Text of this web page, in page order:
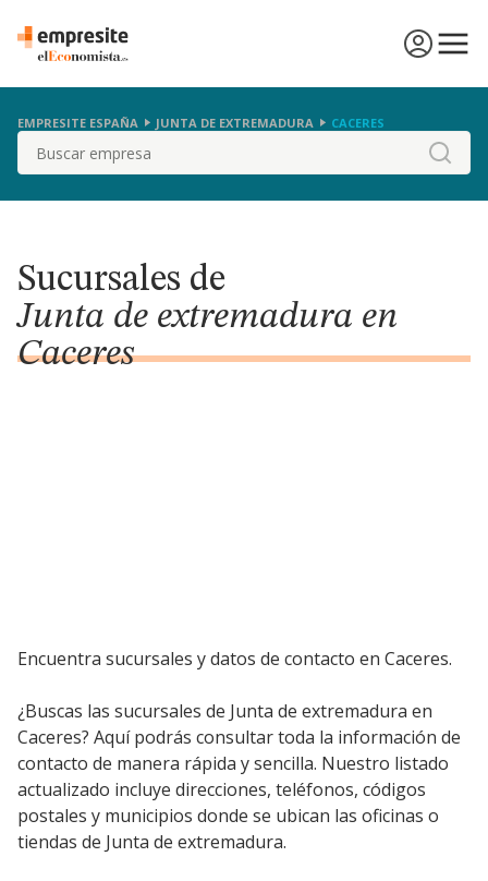
EMPRESITE ESPAÑA JUNTA DE EXTREMADURA CACERES
Buscar
Sucursales de
Junta de extremadura en
Caceres
Encuentra sucursales y datos de contacto en Caceres.
¿Buscas las sucursales de Junta de extremadura en
Caceres? Aquí podrás consultar toda la información de
contacto de manera rápida y sencilla. Nuestro listado
actualizado incluye direcciones, teléfonos, códigos
postales y municipios donde se ubican las oficinas o
tiendas de Junta de extremadura.